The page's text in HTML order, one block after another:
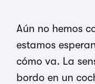
Aún no hemos
estamos
cómo va. La
bordo en un